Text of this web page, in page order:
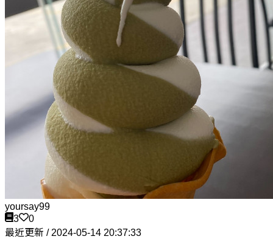
yoursay99
3
0
最近更新 / 2024-05-14 20:37:33